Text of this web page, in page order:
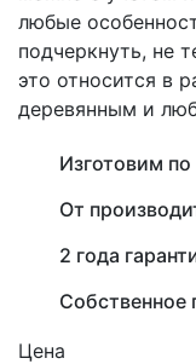
любые
подчеркнуть, не
это относится в
деревянным и
Изготовим
От
2 года
Собственное
Цена